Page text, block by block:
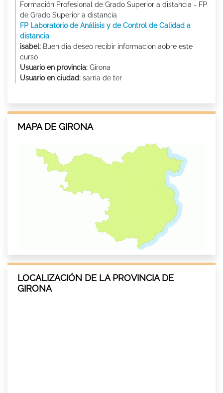
Formación Profesional de Grado Superior a distancia - FP
de Grado Superior a distancia
FP Laboratorio de Análisis y de Control de Calidad a
distancia
isabel: Buen dia deseo recibir informacion aobre este
curso
Usuario en provincia: Girona
Usuario en ciudad: sarria de ter
MAPA DE GIRONA
LOCALIZACIÓN DE LA PROVINCIA DE
GIRONA